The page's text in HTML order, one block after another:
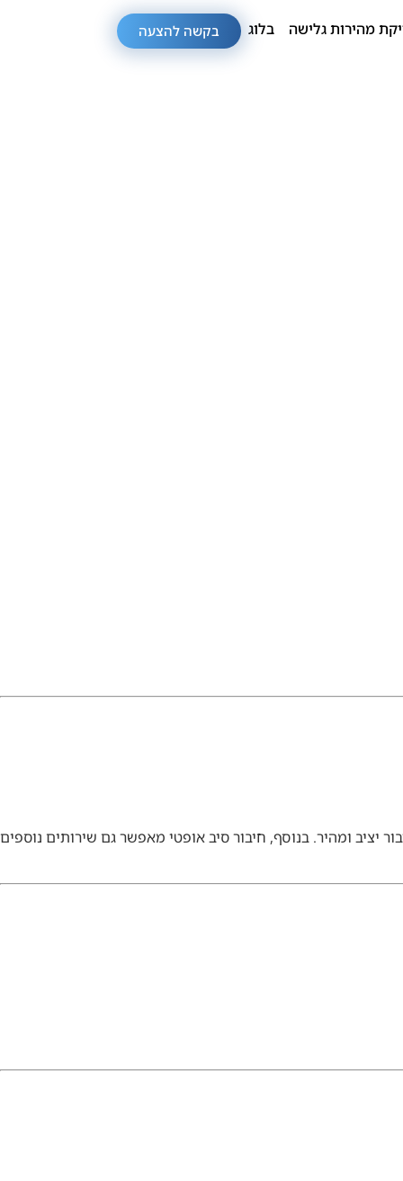
מהירות גלישה בלוג בקשה להצעה
יציב ומהיר. בנוסף, חיבור סיב אופטי מאפשר גם שירותים נוספים